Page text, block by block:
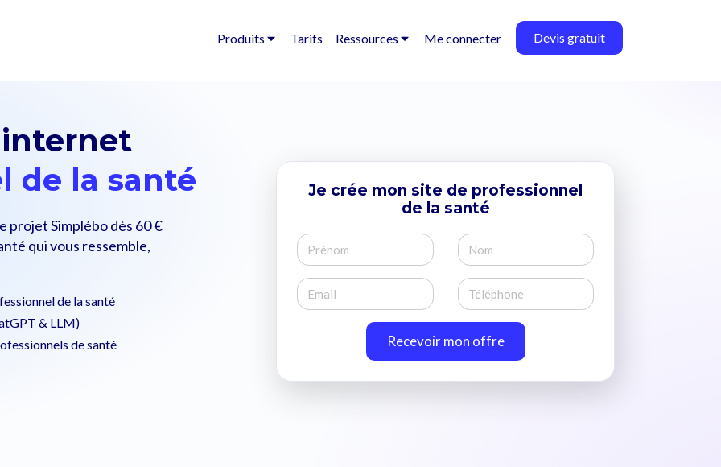
Produits Tarifs Ressources Me connecter Devis gratuit
internet
de la santé
projet Simplébo dès 60 €
qui vous ressemble,
de la santé
& LLM)
de santé
Je crée mon site de professionnel
de la santé
Recevoir mon offre